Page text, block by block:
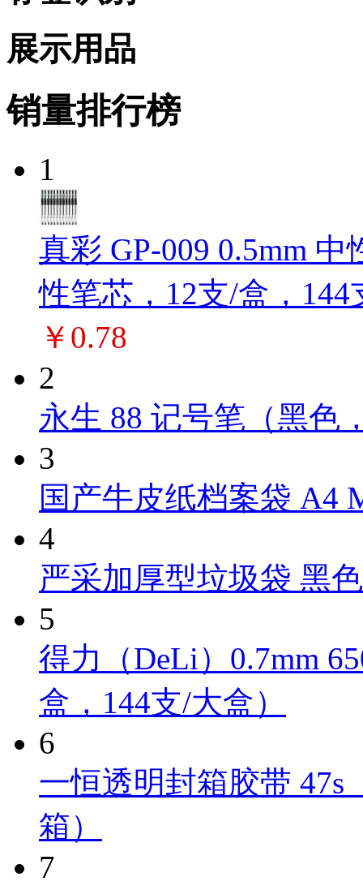
展示用品
销量排行榜
1
真彩 GP-009 0.5mm
性笔芯，12支/盒，144
￥0.78
2
永生 88 记号笔（黑色
3
国产牛皮纸档案袋 A4
4
严采加厚型垃圾袋 黑
5
得力（DeLi）0.7mm
盒，144支/大盒）
6
一恒透明封箱胶带 47s
箱）
7